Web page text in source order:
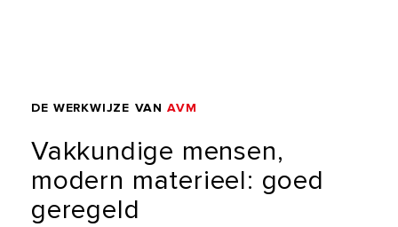
DE WERKWIJZE VAN AVM
Vakkundige mensen,
modern materieel: goed
geregeld